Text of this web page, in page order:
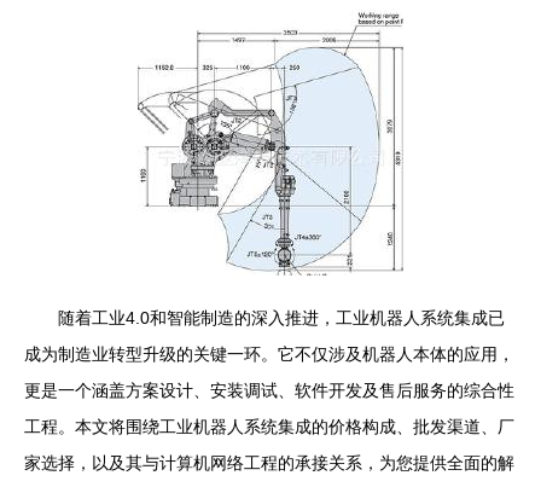
随着工业4.0和智能制造的深入推进，工业机器人系统集成已
成为制造业转型升级的关键一环。它不仅涉及机器人本体的应用，
更是一个涵盖方案设计、安装调试、软件开发及售后服务的综合性
工程。本文将围绕工业机器人系统集成的价格构成、批发渠道、厂
家选择，以及其与计算机网络工程的承接关系，为您提供全面的解